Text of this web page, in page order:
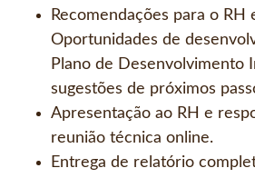
Recomendações para o RH
Oportunidades de
Plano de Desenvolvimento
sugestões de próximos
Apresentação ao RH e
reunião técnica online.
Entrega de relatório